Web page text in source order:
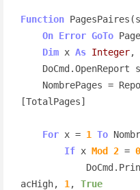
Function
On Error GoTo
Dim x As Integer,
[TotalPages]
For x = 1 To
If x Mod 2 = 0
acHigh, 1 , True